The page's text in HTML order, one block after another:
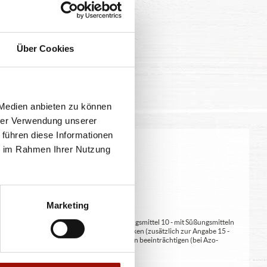
Über Cookies
anbieten zu können
Verwendung unserer
diese Informationen
Rahmen Ihrer Nutzung
Marketing
geringfügig variieren.
(bei Fleischerzeugnissen) 9 - mit Süßungsmittel 10 - mit Süßungsmitteln
bei übermäßigem Verzehr abführend wirken (zusätzlich zur Angabe 15 -
Aktivität und Aufmerksamkeit bei Kindern beeinträchtigen (bei Azo-